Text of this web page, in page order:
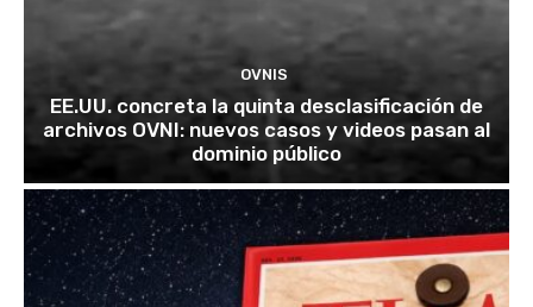
OVNIS
EE.UU. concreta la quinta desclasificación de
archivos OVNI: nuevos casos y videos pasan al
dominio público